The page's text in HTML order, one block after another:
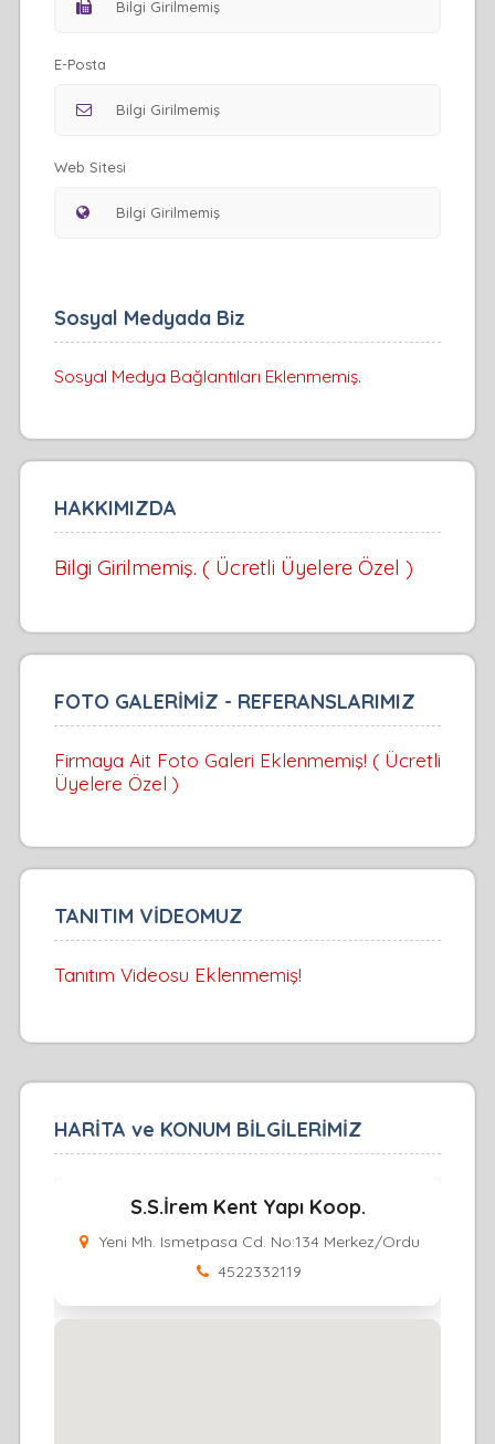
E-Posta
Web Sitesi
Sosyal Medyada Biz
Sosyal Medya Bağlantıları Eklenmemiş.
HAKKIMIZDA
Bilgi Girilmemiş. ( Ücretli Üyelere Özel )
FOTO GALERİMİZ - REFERANSLARIMIZ
Firmaya Ait Foto Galeri Eklenmemiş! ( Ücretli
Üyelere Özel )
TANITIM VİDEOMUZ
Tanıtım Videosu Eklenmemiş!
HARİTA ve KONUM BİLGİLERİMİZ
S.S.İrem Kent Yapı Koop.
Yeni Mh. Ismetpasa Cd. No:134 Merkez/Ordu
4522332119